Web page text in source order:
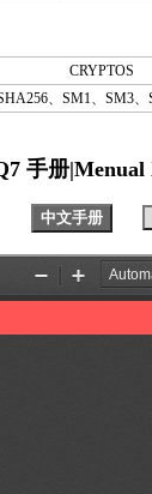
CRYPTOS
、SM1、SM3
手册
中文手册